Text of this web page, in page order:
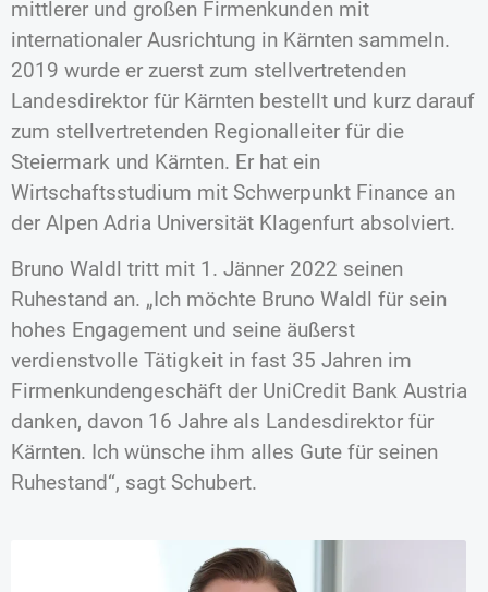
mittlerer und großen Firmenkunden mit
internationaler Ausrichtung in Kärnten sammeln.
2019 wurde er zuerst zum stellvertretenden
Landesdirektor für Kärnten bestellt und kurz darauf
zum stellvertretenden Regionalleiter für die
Steiermark und Kärnten. Er hat ein
Wirtschaftsstudium mit Schwerpunkt Finance an
der Alpen Adria Universität Klagenfurt absolviert.
Bruno Waldl tritt mit 1. Jänner 2022 seinen
Ruhestand an. „Ich möchte Bruno Waldl für sein
hohes Engagement und seine äußerst
verdienstvolle Tätigkeit in fast 35 Jahren im
Firmenkundengeschäft der UniCredit Bank Austria
danken, davon 16 Jahre als Landesdirektor für
Kärnten. Ich wünsche ihm alles Gute für seinen
Ruhestand“, sagt Schubert.